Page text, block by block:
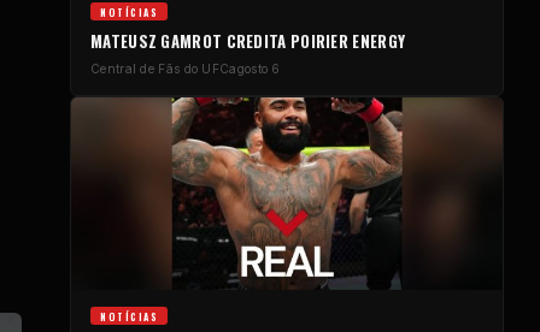
NOTÍCIAS
MATEUSZ GAMROT CREDITA POIRIER ENERGY
Central de Fãs do UFCagosto 6
NOTÍCIAS